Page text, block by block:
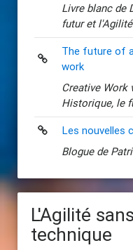
Livre blanc de
futur et
The future of
work
Creative Work
Historique, le
Les nouvelles
Blogue de
L'Agilité
technique